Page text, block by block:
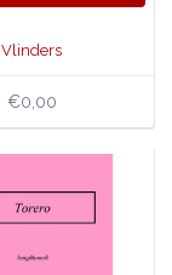
Vlinders
€0,00